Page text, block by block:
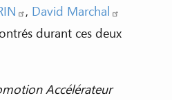
, David Marchal
durant ces deux
Accélérateur